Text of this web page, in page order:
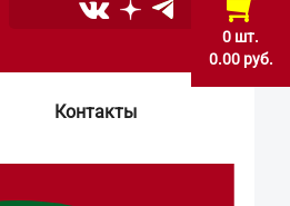
0 шт.
0.00 руб.
Контакты